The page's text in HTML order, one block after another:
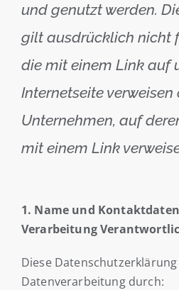
und genutzt werden.
gilt ausdrücklich nicht
die mit einem Link auf
Internetseite verweisen
Unternehmen, auf
mit einem Link
1. Name und
Verarbeitung
Diese
Datenverarbeitung durch: